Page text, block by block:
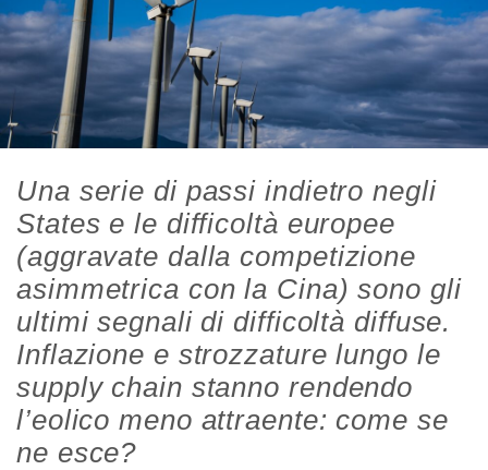
Una serie di passi indietro negli
States e le difficoltà europee
(aggravate dalla competizione
asimmetrica con la Cina) sono gli
ultimi segnali di difficoltà diffuse.
Inflazione e strozzature lungo le
supply chain stanno rendendo
l’eolico meno attraente: come se
ne esce?